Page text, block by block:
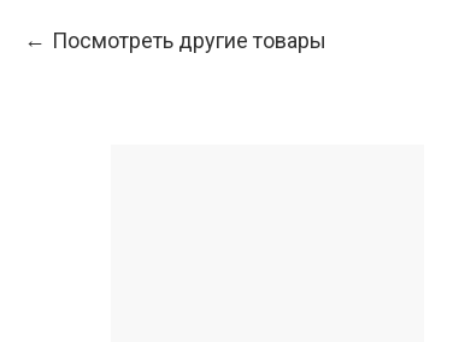
Посмотреть другие товары